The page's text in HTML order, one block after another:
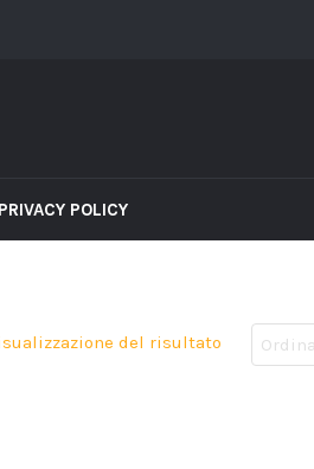
PRIVACY POLICY
del risultato